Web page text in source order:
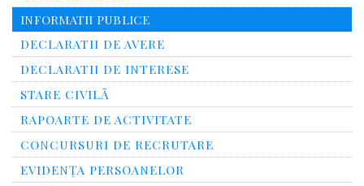
INFORMATII PUBLICE
DECLARATII DE AVERE
DECLARATII DE INTERESE
STARE CIVILĂ
RAPOARTE DE ACTIVITATE
CONCURSURI DE RECRUTARE
EVIDENȚA PERSOANELOR